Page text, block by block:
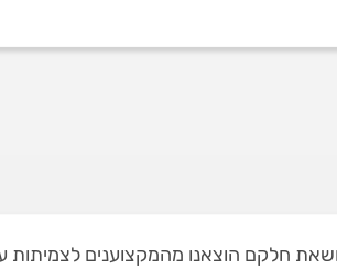
שהצגנו בעבר ביקנעם ושאת חלקם הוצאנו מהמקצוענים